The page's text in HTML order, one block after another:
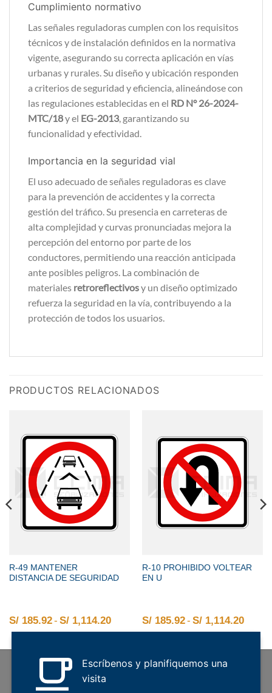
Cumplimiento normativo
Las señales reguladoras cumplen con los requisitos
técnicos y de instalación definidos en la normativa
vigente, asegurando su correcta aplicación en vías
urbanas y rurales. Su diseño y ubicación responden
a criterios de seguridad y eficiencia, alineándose con
las regulaciones establecidas en el RD N° 26-2024-
MTC/18y el EG-2013, garantizando su
funcionalidad y efectividad.
Importancia en la seguridad vial
El uso adecuado de señales reguladoras es clave
para la prevención de accidentes y la correcta
gestión del tráfico. Su presencia en carreteras de
alta complejidad y curvas pronunciadas mejora la
percepción del entorno por parte de los
conductores, permitiendo una reacción anticipada
ante posibles peligros. La combinación de
materiales retroreflectivosy un diseño optimizado
refuerza la seguridad en la vía, contribuyendo a la
protección de todos los usuarios.
PRODUCTOS RELACIONADOS
R-49 MANTENER
DISTANCIA DE SEGURIDAD
S/185.92- S/1,114.20Rango de precios: desde S/
R-10 PROHIBIDO VOLTEAR
EN U
S/185.92- S/1,114.20
hasta S/ 1,114.20
de precios: desde S/ 185.92 hasta S/ 1,114.20
Escríbenos y planifiquemos una
visita